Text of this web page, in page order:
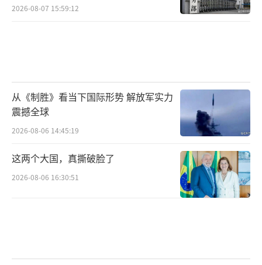
2026-08-07 15:59:12
从《制胜》看当下国际形势 解放军实力
震撼全球
2026-08-06 14:45:19
这两个大国，真撕破脸了
2026-08-06 16:30:51